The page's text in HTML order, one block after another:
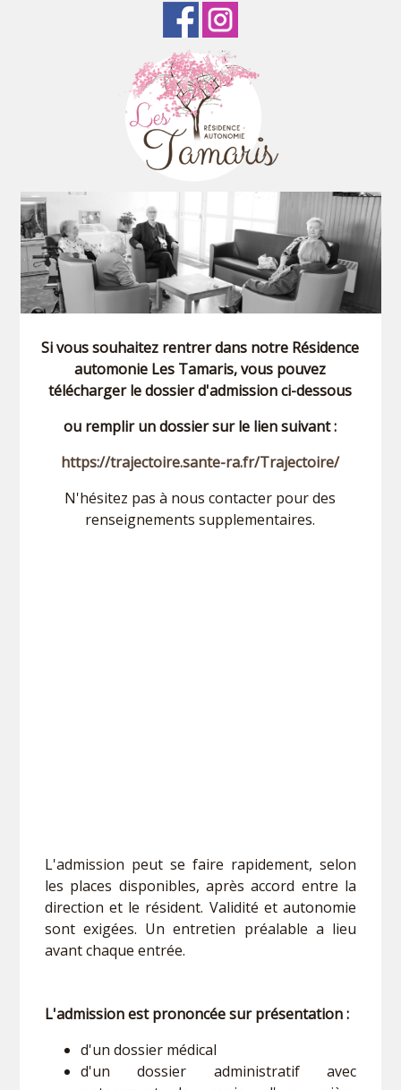
Si vous souhaitez rentrer dans notre Résidence
automonie Les Tamaris, vous pouvez
télécharger le dossier d'admission ci-dessous
ou remplir un dossier sur le lien suivant :
https://trajectoire.sante-ra.fr/Trajectoire/
N'hésitez pas à nous contacter pour des
renseignements supplementaires.
L'admission peut se faire rapidement, selon
les places disponibles, après accord entre la
direction et le résident. Validité et autonomie
sont exigées. Un entretien préalable a lieu
avant chaque entrée.
L'admission est prononcée sur présentation :
d'un dossier médical
d'un dossier administratif avec